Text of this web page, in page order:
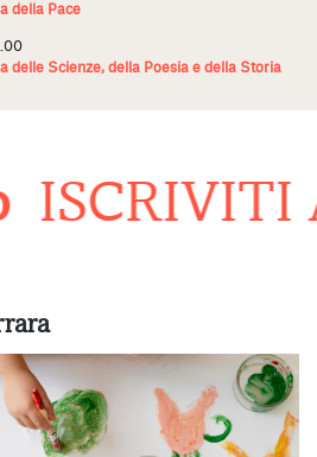
della Pace
delle Scienze, della Poesia e della Storia
ISCRIVITI